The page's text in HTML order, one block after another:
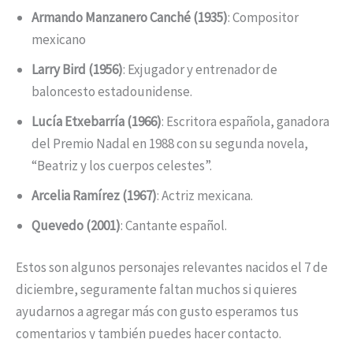
Armando Manzanero Canché (1935): Compositor
mexicano
Larry Bird (1956): Exjugador y entrenador de
baloncesto estadounidense.
Lucía Etxebarría (1966): Escritora española, ganadora
del Premio Nadal en 1988 con su segunda novela,
“Beatriz y los cuerpos celestes”.
Arcelia Ramírez (1967): Actriz mexicana.
Quevedo (2001): Cantante español.
Estos son algunos personajes relevantes nacidos el 7 de
diciembre, seguramente faltan muchos si quieres
ayudarnos a agregar más con gusto esperamos tus
comentarios y también puedes hacer contacto.